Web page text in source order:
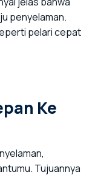
penyelaman.
pelari cepat
Ke
Tujuannya